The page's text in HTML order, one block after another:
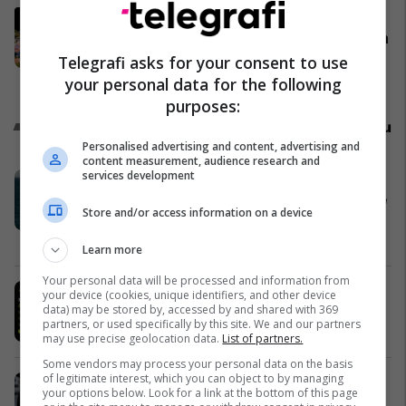
“Boll i kemi paguar haraç
budallallëkut tonë 100 vite”, Rama
krahason Zvërnecin me Ria
Formosa-n në Portugali: Natyra
dhe zhvillimi mund të ecin së
bashku
Shqipëri
Reklamo këtu
'Aura Voyage Yachts' prezanton në
Orikum eksperiencën e re të jahteve
luksoze në bregdetin shqiptar
Mega Sport Shop sjell zgjidhje
praktike për stërvitje në shtëpi
Mega Sport
Shije tradicionale për vakte të
përditshme me suxhukun MEKA
Telegrafi asks for your consent to use
your personal data for the following
purposes:
Personalised advertising and content, advertising and
content measurement, audience research and
services development
Store and/or access information on a device
Learn more
Your personal data will be processed and information from
your device (cookies, unique identifiers, and other device
data) may be stored by, accessed by and shared with 369
partners, or used specifically by this site. We and our partners
may use precise geolocation data. List of partners.
Some vendors may process your personal data on the basis
of legitimate interest, which you can object to by managing
your options below. Look for a link at the bottom of this page